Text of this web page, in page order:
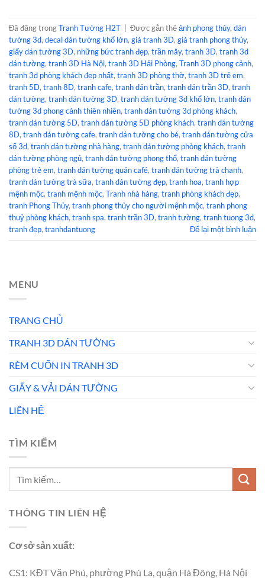
Đã đăng trongTranh Tường H2T Được gắn thẻảnh phong thủy, dán
tường 3d, decal dán tường khổ lớn, giá tranh 3D, giá tranh phong thủy,
giấy dán tường 3D, những bức tranh đẹp, trần mây, tranh 3D, tranh 3d
dán tường, tranh 3D Hà Nội, tranh 3D Hải Phòng, Tranh 3D phong cảnh,
tranh 3d phòng khách đẹp nhất, tranh 3D phòng thờ, tranh 3D trẻ em,
tranh 5D, tranh 8D, tranh cafe, tranh dán trần, tranh dán trần 3D, tranh
dán tường, tranh dán tường 3D, tranh dán tường 3d khổ lớn, tranh dán
tường 3d phong cảnh thiên nhiên, tranh dán tường 3d phòng khách,
tranh dán tường 5D, tranh dán tường 5D phòng khách, tranh dán tường
8D, tranh dán tường cafe, tranh dán tường cho bé, tranh dán tường cửa
sổ 3d, tranh dán tường nhà hàng, tranh dán tường phòng khách, tranh
dán tường phòng ngủ, tranh dán tường phong thổ, tranh dán tường
phòng trẻ em, tranh dán tường quán café, tranh dán tường trà chanh,
tranh dán tường trà sữa, tranh dán tường đẹp, tranh hoa, tranh hợp
mệnh mộc, tranh mệnh mộc, Tranh nhà hàng, tranh phòng khách đẹp,
tranh Phong Thủy, tranh phong thủy cho người mệnh mộc, tranh phong
thuỷ phòng khách, tranh spa, tranh trần 3D, tranh tường, tranh tuong 3d,
tranh đẹp, tranhdantuong Để lại một bình luận
MENU
TRANG CHỦ
TRANH 3D DÁN TƯỜNG
RÈM CUỐN IN TRANH 3D
GIẤY & VẢI DÁN TƯỜNG
LIÊN HỆ
TÌM KIẾM
THÔNG TIN LIÊN HỆ
Cơ sở sản xuất:
CS1: KĐT Văn Phú, phường Phú La, quận Hà Đông, Hà Nội